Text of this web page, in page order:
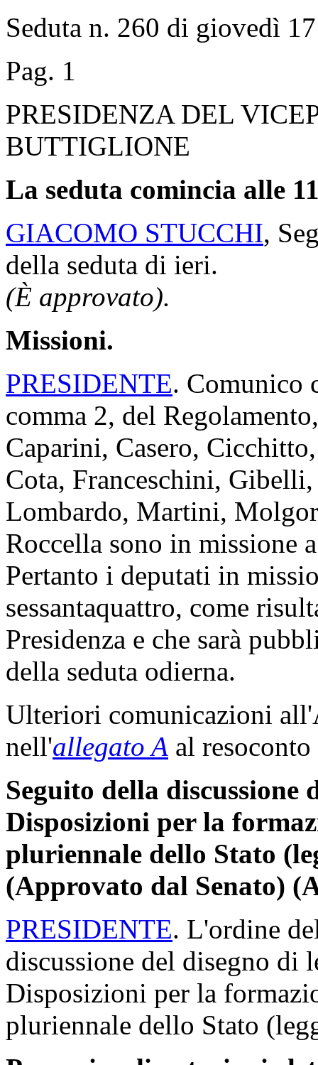
Seduta n. 260 di giovedì
Pag. 1
PRESIDENZA DEL
BUTTIGLIONE
La seduta comincia alle
GIACOMO STUCCHI,
della seduta di ieri.
(È approvato).
Missioni.
PRESIDENTE. Comunico
comma 2, del
Caparini, Casero,
Cota, Franceschini,
Lombardo, Martini,
Roccella sono in missione
Pertanto i deputati in
sessantaquattro, come
Presidenza e che sarà
della seduta odierna.
Ulteriori comunicazioni
nell'allegato A al
Seguito della discussione
Disposizioni per la
pluriennale dello Stato
(Approvato dal Senato)
PRESIDENTE. L'ordine
discussione del disegno di
Disposizioni per la
pluriennale dello Stato